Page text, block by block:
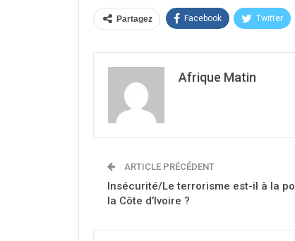
Partagez Facebook Twitter
Afrique Matin
ARTICLE PRÉCÉDENT
Insécurité/Le terrorisme est-il à la
la Côte d’Ivoire ?